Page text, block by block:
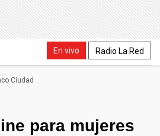
En vivo Radio La Red
Ciudad
para mujeres